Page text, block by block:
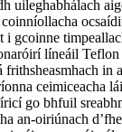
uileghabhálach
gcoinne
líneáil
frithsheasmhach in
ceimiceacha
go bhfuil
an-oiriúnach